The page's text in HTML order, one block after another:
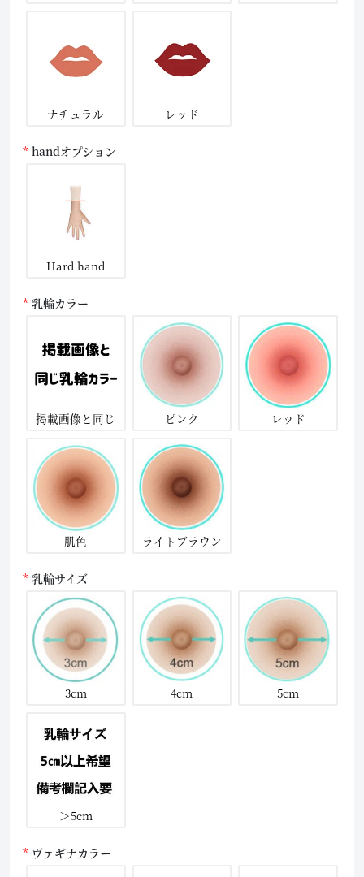
ナチュラル レッド
handオプション
Hard hand
乳輪カラー
掲載画像と同じ ピンク レッド
肌色 ライトブラウン
乳輪サイズ
3cm 4cm 5cm
＞5cm
ヴァギナカラー